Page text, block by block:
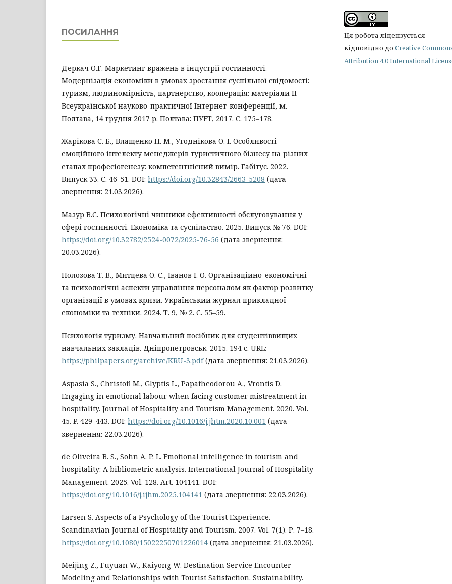
ПОСИЛАННЯ
Деркач О.Г. Маркетинг вражень в індустрії гостинності.
Модернізація економіки в умовах зростання суспільної свідомості:
туризм, людиномірність, партнерство, кооперація: матеріали ІІ
Всеукраїнської науково-практичної Інтернет-конференції, м.
Полтава, 14 грудня 2017 р. Полтава: ПУЕТ, 2017. С. 175–178.
Жарікова С. Б., Влащенко Н. М., Угоднікова О. І. Особливості
емоційного інтелекту менеджерів туристичного бізнесу на різних
етапах професіогенезу: компетентнісний вимір. Габітус. 2022.
Випуск 33. С. 46-51. DOI: https://doi.org/10.32843/2663-5208 (дата
звернення: 21.03.2026).
Мазур В.С. Психологічні чинники ефективності обслуговування у
сфері гостинності. Економіка та суспільство. 2025. Випуск № 76. DOI:
https://doi.org/10.32782/2524-0072/2025-76-56 (дата звернення:
20.03.2026).
Полозова Т. В., Митцева О. С., Іванов І. О. Організаційно-економічні
та психологічні аспекти управління персоналом як фактор розвитку
організації в умовах кризи. Український журнал прикладної
економіки та техніки. 2024. Т. 9, № 2. С. 55–59.
Психологія туризму. Навчальний посібник для студентіввищих
навчальних закладів. Дніпропетровськ. 2015. 194 с. URL:
https://philpapers.org/archive/KRU-3.pdf(дата звернення: 21.03.2026).
Aspasia S., Christofi M., Glyptis L., Papatheodorou A., Vrontis D.
Engaging in emotional labour when facing customer mistreatment in
hospitality. Journal of Hospitality and Tourism Management. 2020. Vol.
45. P. 429–443. DOI: https://doi.org/10.1016/j.jhtm.2020.10.001 (дата
звернення: 22.03.2026).
de Oliveira B. S., Sohn A. P. L. Emotional intelligence in tourism and
hospitality: A bibliometric analysis. International Journal of Hospitality
Management. 2025. Vol. 128. Art. 104141. DOI:
https://doi.org/10.1016/j.ijhm.2025.104141 (дата звернення: 22.03.2026).
Larsen S. Aspects of a Psychology of the Tourist Experience.
Scandinavian Journal of Hospitality and Tourism. 2007. Vol. 7(1). Р. 7–18.
https://doi.org/10.1080/15022250701226014 (дата звернення: 21.03.2026).
Meijing Z., Fuyuan W., Kaiyong W. Destination Service Encounter
Modeling and Relationships with Tourist Satisfaction. Sustainability.
Ця робота ліцензується
відповідно до Creative
Attribution 4.0 International